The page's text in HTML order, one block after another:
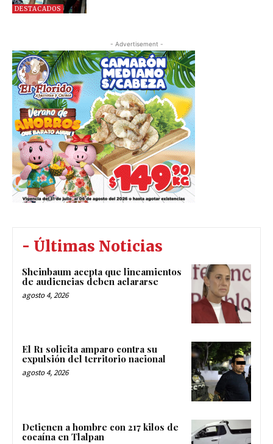
DESTACADOS
- Advertisement -
- Últimas Noticias
Sheinbaum acepta que lineamientos
de audiencias deben aclararse
agosto 4, 2026
El R1 solicita amparo contra su
expulsión del territorio nacional
agosto 4, 2026
Detienen a hombre con 217 kilos de
cocaína en Tlalpan